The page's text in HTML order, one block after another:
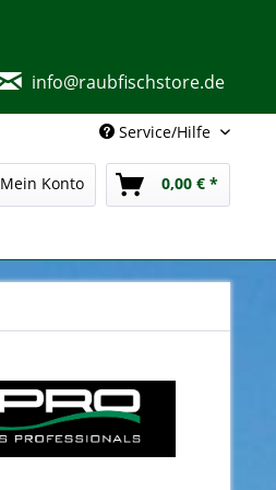
info@raubfischstore.de
Service/Hilfe
Mein Konto 0,00 € *